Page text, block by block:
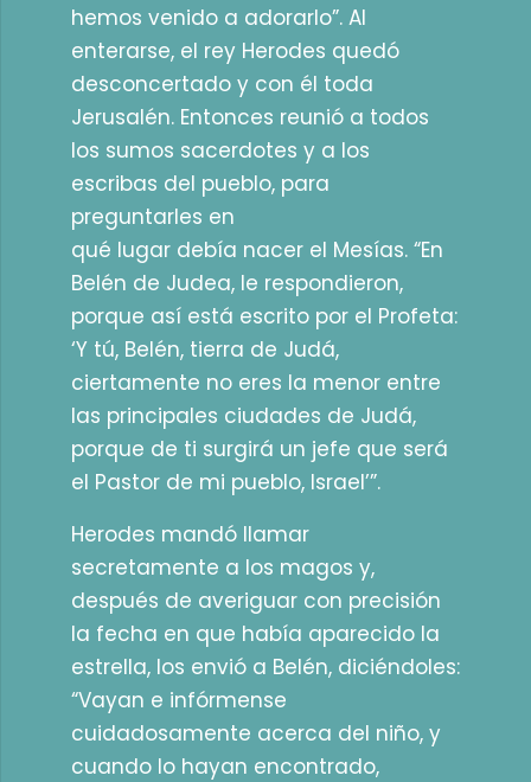
hemos venido a adorarlo”. Al
enterarse, el rey Herodes quedó
desconcertado y con él toda
Jerusalén. Entonces reunió a todos
los sumos sacerdotes y a los
escribas del pueblo, para
preguntarles en
qué lugar debía nacer el Mesías. “En
Belén de Judea, le respondieron,
porque así está escrito por el Profeta:
‘Y tú, Belén, tierra de Judá,
ciertamente no eres la menor entre
las principales ciudades de Judá,
porque de ti surgirá un jefe que será
el Pastor de mi pueblo, Israel’”.
Herodes mandó llamar
secretamente a los magos y,
después de averiguar con precisión
la fecha en que había aparecido la
estrella, los envió a Belén, diciéndoles:
“Vayan e infórmense
cuidadosamente acerca del niño, y
cuando lo hayan encontrado,